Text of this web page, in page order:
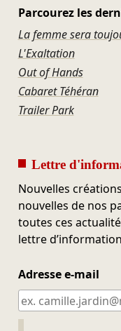
Parcourez les
La femme sera
L'Exaltation
Out of Hands
Cabaret Téhéran
Trailer Park
Lettre
Nouvelles
nouvelles de nos
toutes ces
lettre
Adresse e-mail